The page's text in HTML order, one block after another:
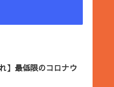
】最低限のコロナウ